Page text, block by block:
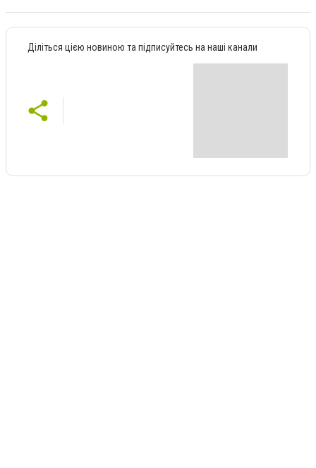
Діліться цією новиною та підписуйтесь на наші канали